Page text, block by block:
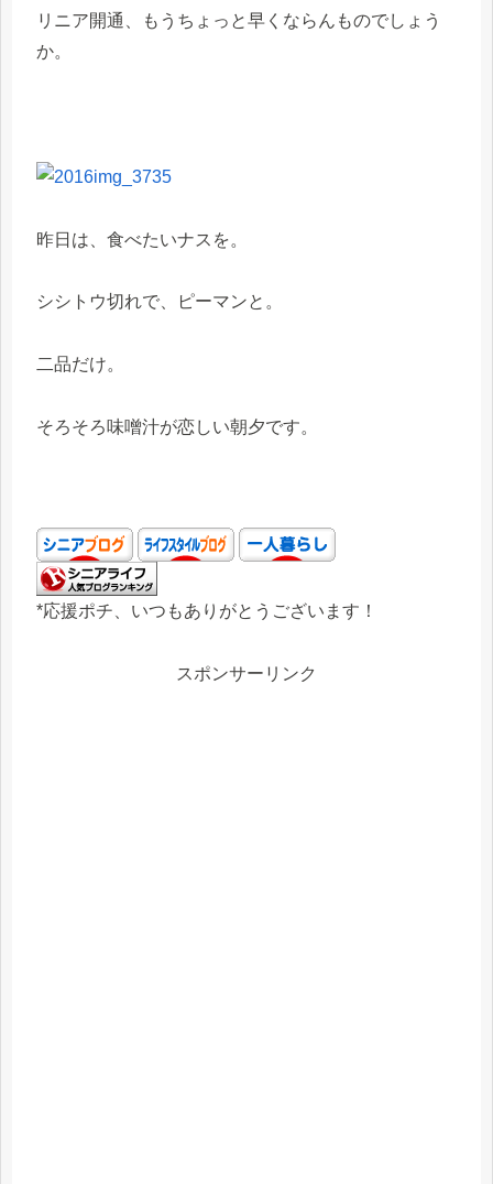
リニア開通、もうちょっと早くならんものでしょう
か。
昨日は、食べたいナスを。
シシトウ切れで、ピーマンと。
二品だけ。
そろそろ味噌汁が恋しい朝夕です。
*応援ポチ、いつもありがとうございます！
スポンサーリンク